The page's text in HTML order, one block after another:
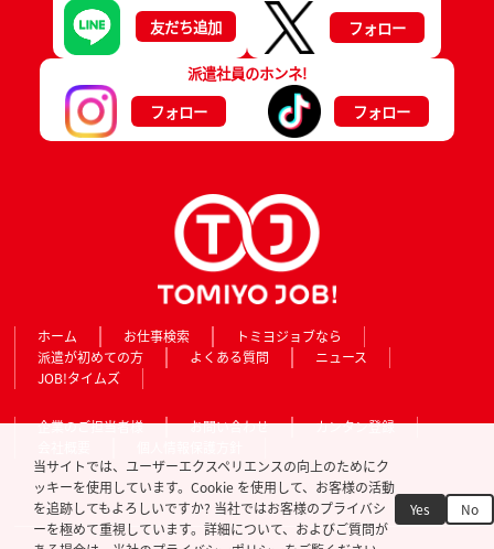
友だち追加
フォロー
派遣社員のホンネ!
フォロー
フォロー
ホーム お仕事検索
トミヨジョブなら
派遣が初めての方
よくある質問
ニュース
JOB!タイムズ
企業のご担当者様 お問い合わせ
カンタン登録
当サイトでは、ユーザーエクスペリエンスの向上のためにク
ッキーを使用しています。Cookie を使用して、お客様の活動
を追跡してもよろしいですか? 当社ではお客様のプライバシ
ーを極めて重視しています。詳細について、およびご質問が
Yes No